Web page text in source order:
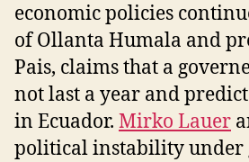
economic policies
of Ollanta Humala and
Pais, claims that a
not last a year and
in Ecuador. Mirko Lauer
political instability under